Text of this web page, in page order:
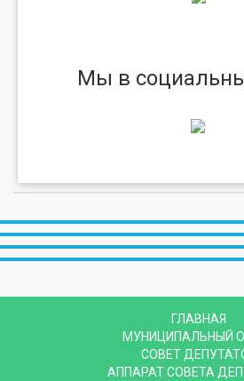
Мы в
ГЛАВНАЯ
МУНИЦИПАЛЬНЫЙ
СОВЕТ
АППАРАТ СОВЕТА